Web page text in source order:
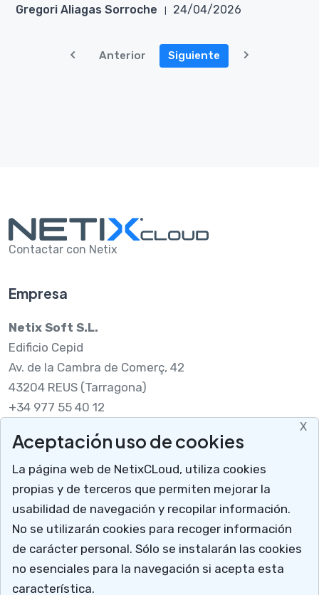
Gregori Aliagas Sorroche 24/04/2026
Anterior Siguiente
Mucho más que un programa para talleres
NetixCloud permite gestionar y administrar tu
X
Aceptación uso de cookies
La página web de NetixCLoud, utiliza cookies
propias y de terceros que permiten mejorar la
usabilidad de navegación y recopilar información.
No se utilizarán cookies para recoger información
de carácter personal. Sólo se instalarán las cookies
no esenciales para la navegación si acepta esta
característica.
Contactar con Netix
Empresa
Netix Soft S.L.
Edificio Cepid
Av. de la Cambra de Comerç, 42
43204 REUS (Tarragona)
+34 977 55 40 12
Legal
Nota legal
RGPDUE
Cómo llegar
Descargar soporte